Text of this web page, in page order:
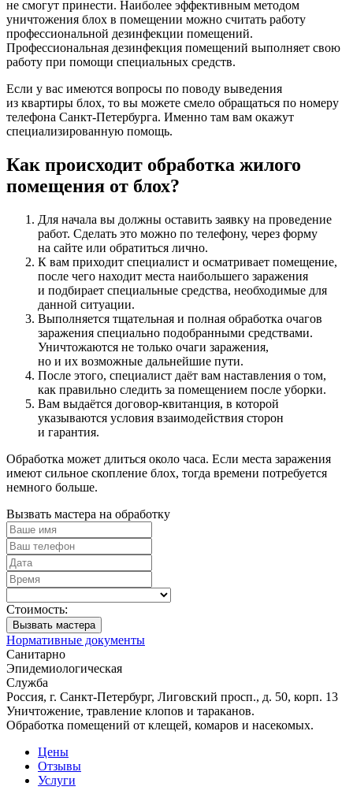
не смогут принести. Наиболее эффективным методом
уничтожения блох в помещении можно считать работу
профессиональной дезинфекции помещений.
Профессиональная дезинфекция помещений выполняет свою
работу при помощи специальных средств.
Если у вас имеются вопросы по поводу выведения
из квартиры блох, то вы можете смело обращаться по номеру
телефона Санкт-Петербурга. Именно там вам окажут
специализированную помощь.
Как происходит обработка жилого
помещения от блох?
Для начала вы должны оставить заявку на проведение
работ. Сделать это можно по телефону, через форму
на сайте или обратиться лично.
К вам приходит специалист и осматривает помещение,
после чего находит места наибольшего заражения
и подбирает специальные средства, необходимые для
данной ситуации.
Выполняется тщательная и полная обработка очагов
заражения специально подобранными средствами.
Уничтожаются не только очаги заражения,
но и их возможные дальнейшие пути.
После этого, специалист даёт вам наставления о том,
как правильно следить за помещением после уборки.
Вам выдаётся договор-квитанция, в которой
указываются условия взаимодействия сторон
и гарантия.
Обработка может длиться около часа. Если места заражения
имеют сильное скопление блох, тогда времени потребуется
немного больше.
Вызвать мастера на обработку
Стоимость:
Вызвать мастера
Нормативные документы
Санитарно
Эпидемиологическая
Служба
Россия, г. Санкт-Петербург, Лиговский просп., д. 50, корп. 13
Уничтожение, травление клопов и тараканов.
Обработка помещений от клещей, комаров и насекомых.
Цены
Отзывы
Услуги